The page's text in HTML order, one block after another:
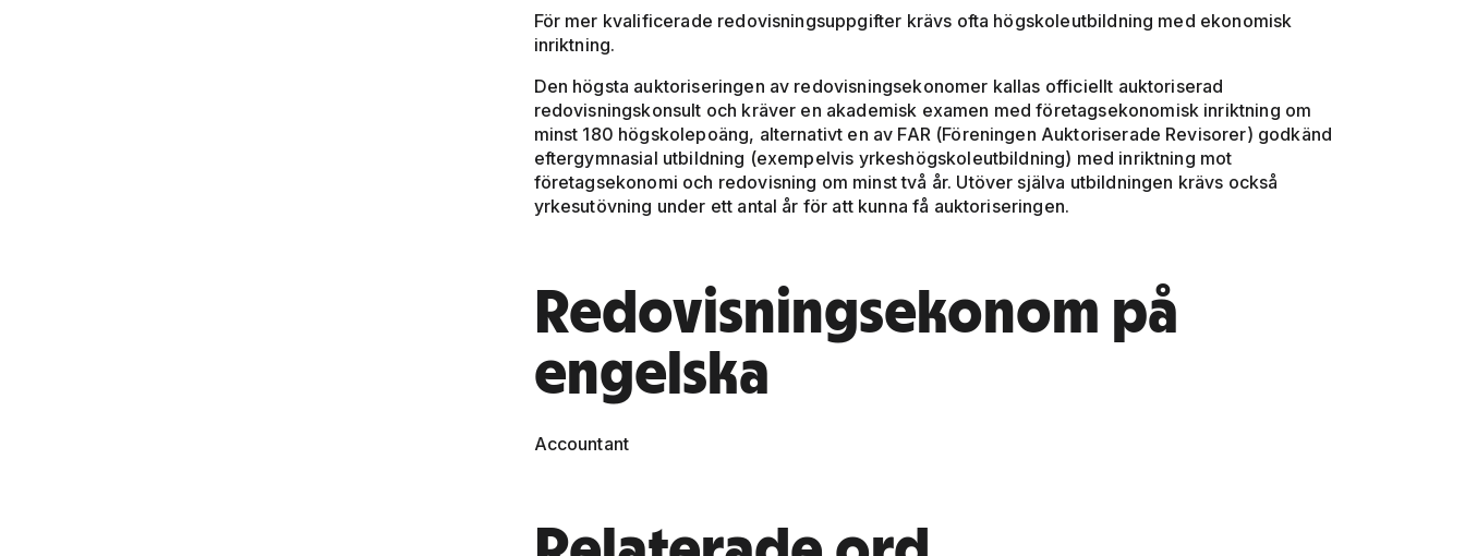
För mer kvalificerade redovisningsuppgifter krävs ofta högskoleutbildning med ekonomisk
inriktning.
Den högsta auktoriseringen av redovisningsekonomer kallas officiellt auktoriserad
redovisningskonsult och kräver en akademisk examen med företagsekonomisk inriktning om
minst 180 högskolepoäng, alternativt en av FAR (Föreningen Auktoriserade Revisorer) godkänd
eftergymnasial utbildning (exempelvis yrkeshögskoleutbildning) med inriktning mot
företagsekonomi och redovisning om minst två år. Utöver själva utbildningen krävs också
yrkesutövning under ett antal år för att kunna få auktoriseringen.
Redovisningsekonom på
engelska
Accountant